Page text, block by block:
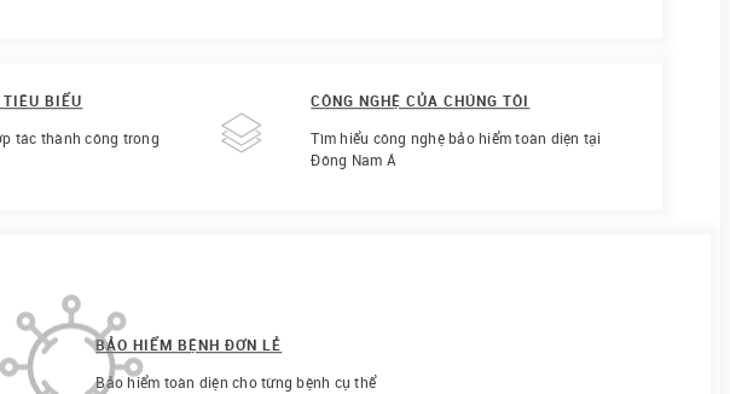
BIỂU
tác thành công trong
CÔNG NGHỆ CỦA CHÚNG TÔI
Tìm hiểu công nghệ bảo hiểm toàn diện tại
Đông Nam Á
BẢO HIỂM BỆNH ĐƠN LẺ
Bảo hiểm toàn diện cho từng bệnh cụ thể